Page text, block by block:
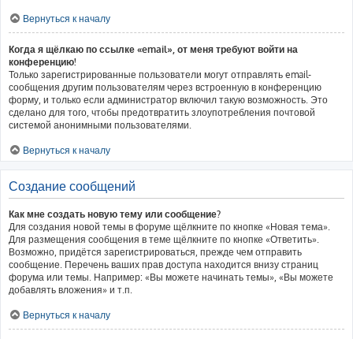
Вернуться к началу
Когда я щёлкаю по ссылке «email», от меня требуют войти на
конференцию!
Только зарегистрированные пользователи могут отправлять email-
сообщения другим пользователям через встроенную в конференцию
форму, и только если администратор включил такую возможность. Это
сделано для того, чтобы предотвратить злоупотребления почтовой
системой анонимными пользователями.
Вернуться к началу
Создание сообщений
Как мне создать новую тему или сообщение?
Для создания новой темы в форуме щёлкните по кнопке «Новая тема».
Для размещения сообщения в теме щёлкните по кнопке «Ответить».
Возможно, придётся зарегистрироваться, прежде чем отправить
сообщение. Перечень ваших прав доступа находится внизу страниц
форума или темы. Например: «Вы можете начинать темы», «Вы можете
добавлять вложения» и т.п.
Вернуться к началу